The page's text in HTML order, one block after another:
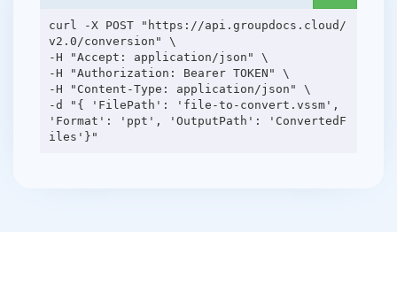
curl -X POST "https://api.groupdocs.cloud/
v2.0/conversion" \
-H "Accept: application/json" \
-H "Authorization: Bearer TOKEN" \
-H "Content-Type: application/json" \
-d "{ 'FilePath': 'file-to-convert.vssm',
'Format': 'ppt', 'OutputPath': 'ConvertedF